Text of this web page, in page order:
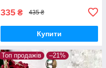
335 ₴ 435 ₴
Купити
Топ продажів –21%